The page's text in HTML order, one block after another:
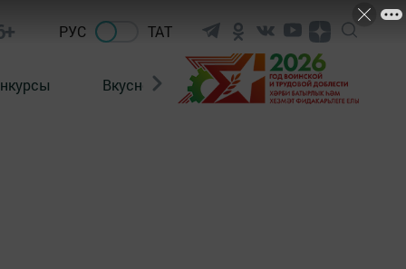
РУС ТАТ
Вкусности Фотогалерея